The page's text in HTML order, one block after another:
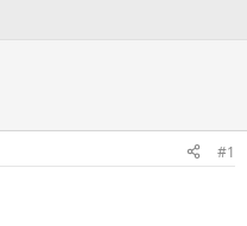
#1